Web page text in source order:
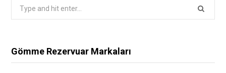
Gömme Rezervuar Markaları